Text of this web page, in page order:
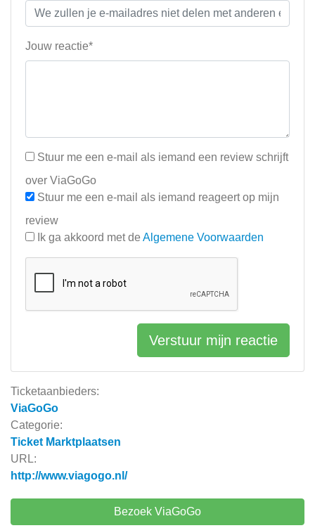
Ticketaanbieders:
ViaGoGo
Categorie:
Ticket Marktplaatsen
URL:
http://www.viagogo.nl/
Bezoek ViaGoGo
Jouw reactie*
Stuur me een e-mail als iemand een review schrijft
over ViaGoGo
Stuur me een e-mail als iemand reageert op mijn
review
Ik ga akkoord met de Algemene Voorwaarden
Verstuur mijn reactie